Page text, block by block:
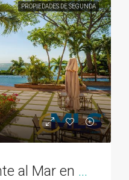
PROPIEDADES DE SEGUNDA
Condominio Frente al Mar en Bahía Gorgona